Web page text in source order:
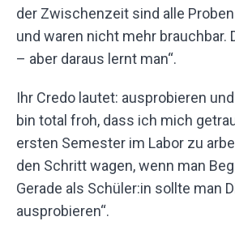
der Zwischenzeit sind alle
und waren nicht mehr brauchbar.
– aber daraus lernt man“.
Ihr Credo lautet: ausprobieren
bin total froh, dass ich mich
ersten Semester im Labor zu
den Schritt wagen, wenn man
Gerade als Schüler:in sollte man
ausprobieren“.